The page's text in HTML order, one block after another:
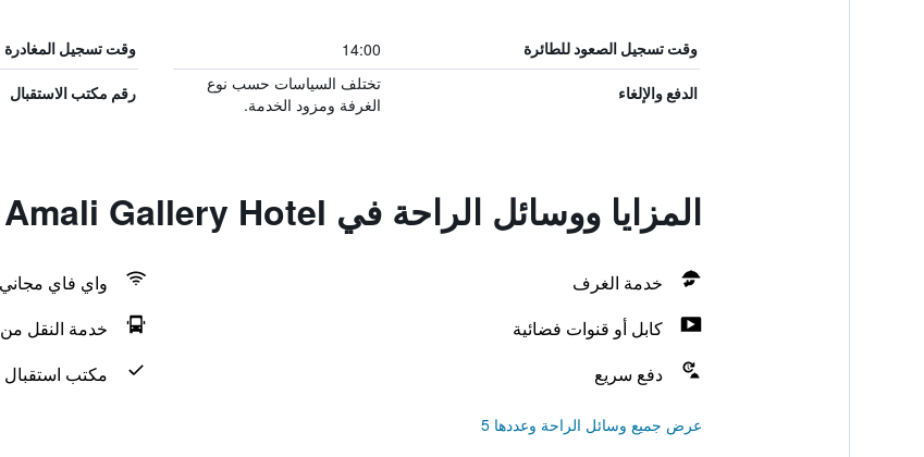
وقت تسجيل الصعود للطائرة 14:00 وقت تسجيل المغادرة
الدفع والإلغاء
تختلف السياسات حسب نوع
الغرفة ومزود الخدمة.
رقم مكتب الاستقبال
المزايا ووسائل الراحة في Amali Gallery Hotel
خدمة الغرف
واي فاي مجاني
كابل أو قنوات فضائية
خدمة النقل من
دفع سريع
مكتب استقبال على
عرض جميع وسائل الراحة وعددها 5